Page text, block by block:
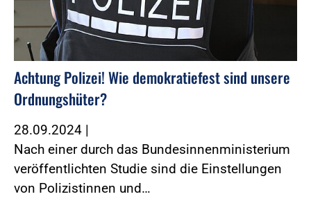
Achtung Polizei! Wie demokratiefest sind unsere
Ordnungshüter?
28.09.2024 |
Nach einer durch das Bundesinnenministerium
veröffentlichten Studie sind die Einstellungen
von Polizistinnen und…